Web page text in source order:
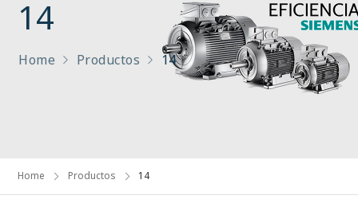
14
Home Productos 14
Home Productos 14